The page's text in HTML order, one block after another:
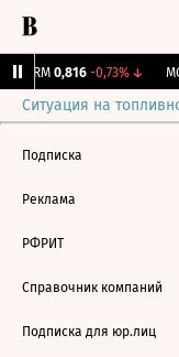
CARM 0,816 -0,73%↓
Ситуация на
Подписка
Реклама
РФРИТ
Справочник компаний
Подписка для юр.лиц